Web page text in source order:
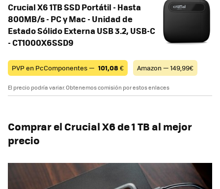
Crucial X6 1TB SSD Portátil - Hasta
800MB/s - PC y Mac - Unidad de
Estado Sólido Externa USB 3.2, USB-C
- CT1000X6SSD9
PVP en PcComponentes — 101,08 € Amazon — 149,99€
El precio podría variar. Obtenemos comisión por estos enlaces
Comprar el ‎Crucial X6 de 1 TB al mejor
precio